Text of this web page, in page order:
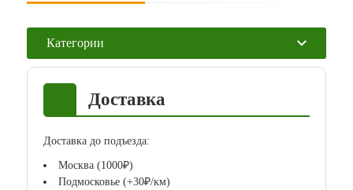
Категории
Доставка
Доставка до подъезда:
Москва (1000₽)
Подмосковье (+30₽/км)